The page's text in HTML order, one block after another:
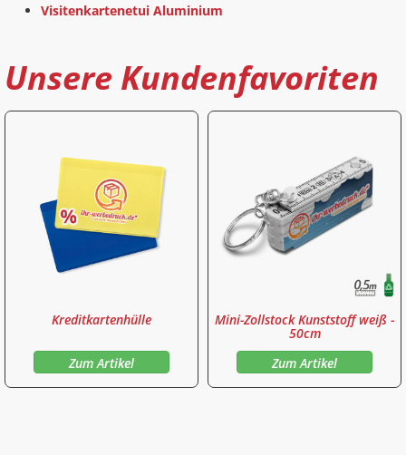
Visitenkartenetui Aluminium
Unsere Kundenfavoriten
Kreditkartenhülle
Zum Artikel
Mini-Zollstock Kunststoff weiß -
50cm
Zum Artikel